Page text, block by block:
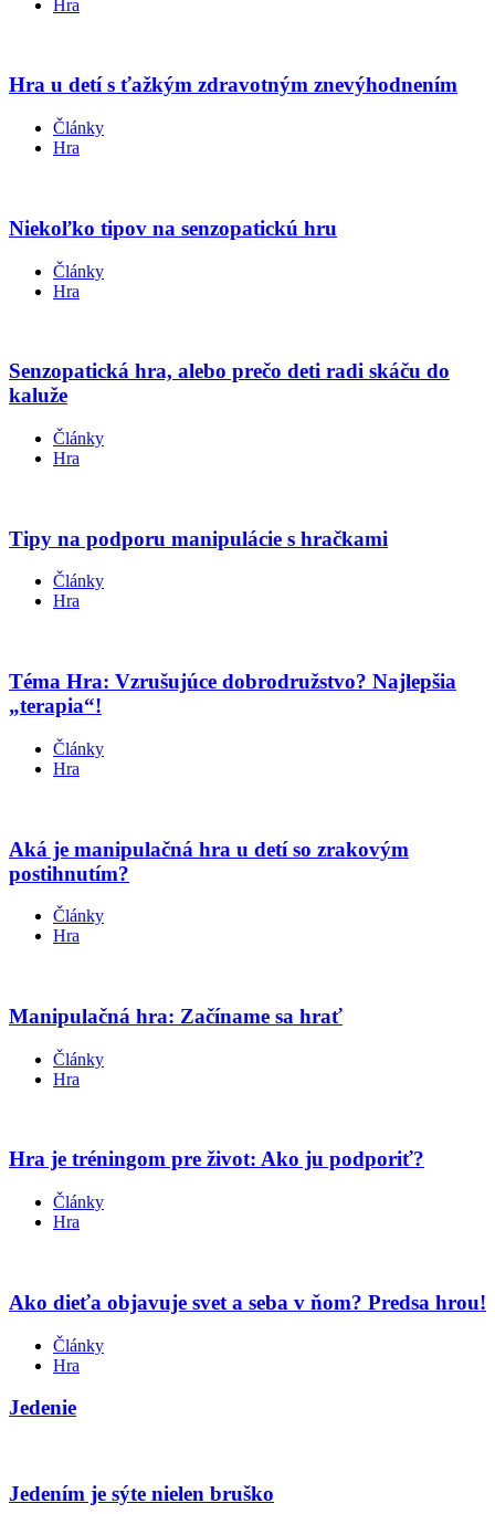
Hra
Hra u detí s ťažkým zdravotným znevýhodnením
Články
Hra
Niekoľko tipov na senzopatickú hru
Články
Hra
Senzopatická hra, alebo prečo deti radi skáču do
kaluže
Články
Hra
Tipy na podporu manipulácie s hračkami
Články
Hra
Téma Hra: Vzrušujúce dobrodružstvo? Najlepšia
„terapia“!
Články
Hra
Aká je manipulačná hra u detí so zrakovým
postihnutím?
Články
Hra
Manipulačná hra: Začíname sa hrať
Články
Hra
Hra je tréningom pre život: Ako ju podporiť?
Články
Hra
Ako dieťa objavuje svet a seba v ňom? Predsa hrou!
Články
Hra
Jedenie
Jedením je sýte nielen bruško